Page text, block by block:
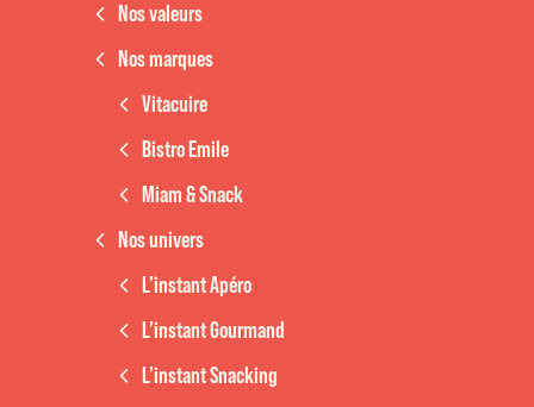
Nos valeurs
Nos marques
Vitacuire
Bistro Emile
Miam & Snack
Nos univers
L’instant Apéro
L’instant Gourmand
L’instant Snacking